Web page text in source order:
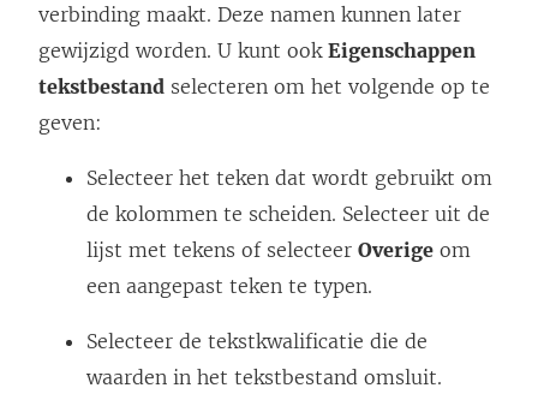
verbinding maakt. Deze namen kunnen later
gewijzigd worden. U kunt ook Eigenschappen
tekstbestand selecteren om het volgende op te
geven:
Selecteer het teken dat wordt gebruikt om
de kolommen te scheiden. Selecteer uit de
lijst met tekens of selecteer Overige om
een aangepast teken te typen.
Selecteer de tekstkwalificatie die de
waarden in het tekstbestand omsluit.